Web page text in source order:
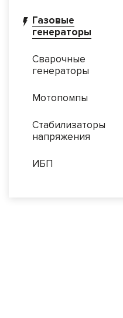
Газовые
генераторы
Сварочные
генераторы
Мотопомпы
Стабилизаторы
напряжения
ИБП